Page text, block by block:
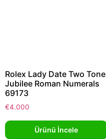
Rolex Lady Date Two Tone
Jubilee Roman Numerals
69173
€4.000
Ürünü İncele